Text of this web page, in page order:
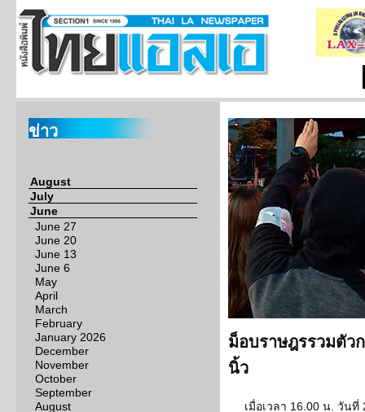
ข่าว
August
July
June
June 27
June 20
June 13
June 6
May
April
March
February
January 2026
December
November
October
September
August
ม็อบราษฎรรวมตัว
นิ้ว
เมื่อเวลา 16.00 น. วัน